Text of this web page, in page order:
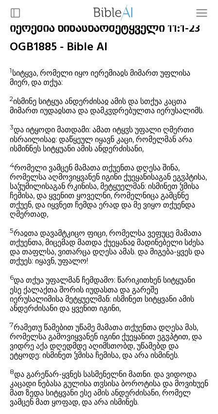
იერემია წინასწარმეტყველი 11:1-23
OGB1885 - Bible AI
1სიტყვა, რომელი იყო იერემიაჲს მიმართ უფლისა
მიერ, და თქუა:
2ისმინე სიტყუა ანდერძისაჲ ამის და სთქუა კაცთა
მიმართ იუდაჲსთა და დამკჳდრებულთა იერუსალიმს.
3და იტყოდი მათდამი: ამათ იტყჳს უფალი ღმერთი
ისრაილისაჲ: დაწყეულ იყავნ კაცი, რომელმან არა
ისმინნეს სიტყუანი ამის ანდერძისანი,
4რომელი ვამცენ მამათა თქუენთა დღესა შინა,
რომელსა აღმოვიყვანენ იგინი ქუეყანისაგან ეგჳპტისა,
საჴუმილისაგან რკინისა, მეტყუელმან: ისმინეთ ჴმისა
ჩემისა, და ყვენით ყოველნი, რომელნიცა გამცნნე
თქუენ, და იყვნეთ ჩემდა ერად და მე ვიყო თქუენდა
ღმერთად,
5რაჲთა დავამტკიცო ფიცი, რომელსა ვეფუცე მამათა
თქუენთა, მიცემად მათდა ქუეყანაჲ მადინებელი სძესა
და თაფლსა, ვითარცა დღესა ამას. და მიგება-ყვეს და
თქუეს: იყავნ, უფალო!
6და თქუა უფალმან ჩემდამო: წარიკითხენ სიტყუანი
ესე ქალაქთა შორის იუდასთა და გარეშე
იერუსალიმისა მეტყუელმან: ისმინეთ სიტყვანი ამის
ანდერძისანი და ყვენით იგინი,
7რამეთუ წამებით უწამე მამათა თქუენთა დღესა მას,
რომელსა გამოვიყვანენ იგინი ქუეყანით ეგჳპტით, და
ვიდრე აქა დღედმდე აღიმსთობდ, უწამებდ და
ეტყოდე: ისმინეთ ჴმისა ჩემისა, და არა ისმინეს.
8და გარეწარ-ყვნეს სასმენელნი მათნი. და ვიდოდა
კაცადი ნებასა გულისა თჳსისა ბოროტისა და მოვიხუენ
მათ ზედა სიტყვანი ესე ამის ანდერძისანი, რომელ
ვამცენ მათ ყოფად, და არა ისმინეს.